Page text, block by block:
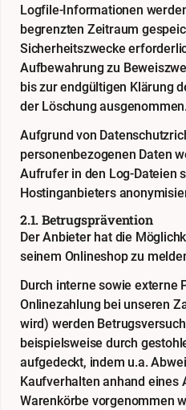
Logfile-Informationen
begrenzten Zeitraum
Sicherheitszwecke
Aufbewahrung zu
bis zur endgültigen Klärung
der Löschung
Aufgrund von
personenbezogenen Daten
Aufrufer in den Log-Dateien
Hostinganbieters
2.1. Betrugsprävention
Der Anbieter hat die
seinem Onlineshop zu
Durch interne sowie externe
Onlinezahlung bei unseren
wird) werden
beispielsweise durch
aufgedeckt, indem u.a.
Kaufverhalten anhand eines
Warenkörbe vorgenommen